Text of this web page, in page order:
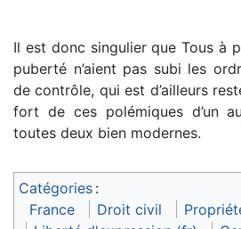
Il est donc singulier que Tous à
puberté n’aient pas subi les
de contrôle, qui est d’ailleurs
fort de ces polémiques d’un
toutes deux bien modernes.
Catégories :
France
Droit civil